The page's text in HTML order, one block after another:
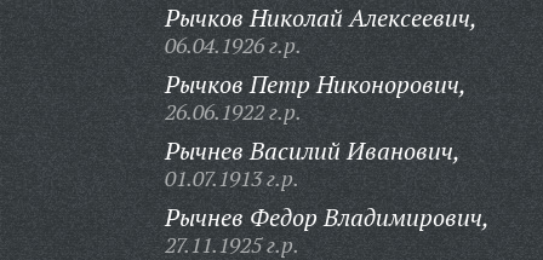
Рычков Николай Алексеевич,
06.04.1926 г.р.
Рычков Петр Никонорович,
26.06.1922 г.р.
Рычнев Василий Иванович,
01.07.1913 г.р.
Рычнев Федор Владимирович,
27.11.1925 г.р.